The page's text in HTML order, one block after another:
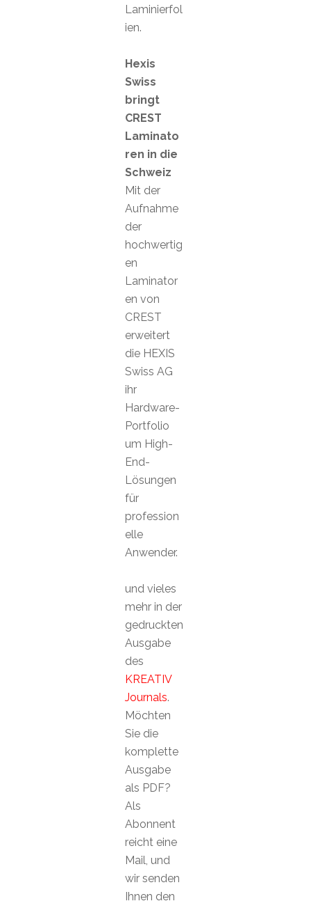
Laminierfol
ien.
Hexis
Swiss
bringt
CREST
Laminato
ren in die
Schweiz
Mit der
Aufnahme
der
hochwertig
en
Laminator
en von
CREST
erweitert
die HEXIS
Swiss AG
ihr
Hardware-
Portfolio
um High-
End-
Lösungen
für
profession
elle
Anwender.
und vieles
mehr in der
gedruckten
Ausgabe
des
KREATIV
Journals.
Möchten
Sie die
komplette
Ausgabe
als PDF?
Als
Abonnent
reicht eine
Mail, und
wir senden
Ihnen den